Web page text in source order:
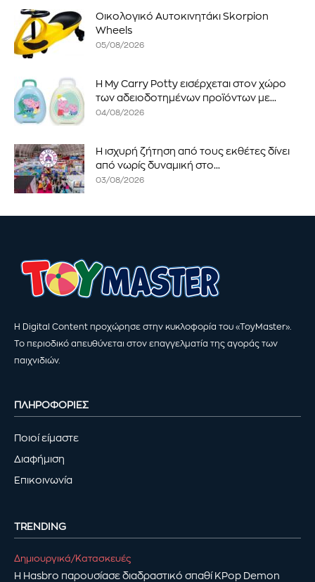
Οικολογικό Αυτοκινητάκι Skorpion
Wheels
05/08/2026
Η My Carry Potty εισέρχεται στον χώρο
των αδειοδοτημένων προϊόντων με...
04/08/2026
Η ισχυρή ζήτηση από τους εκθέτες δίνει
από νωρίς δυναμική στο...
03/08/2026
Η Digital Content προχώρησε στην κυκλοφορία του «ToyMaster».
Το περιοδικό απευθύνεται στον επαγγελματία της αγοράς των
παιχνιδιών.
ΠΛΗΡΟΦΟΡΙΕΣ
Ποιοί είμαστε
Διαφήμιση
Επικοινωνία
TRENDING
Δημιουργικά/Κατασκευές
Η Hasbro παρουσίασε διαδραστικό σπαθί KPop Demon